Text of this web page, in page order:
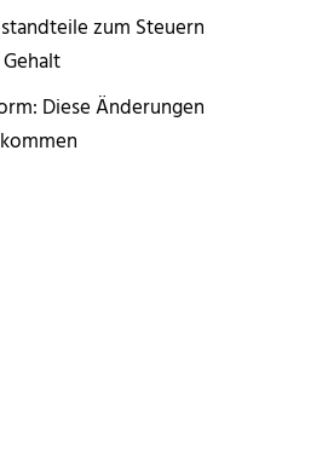
zum Steuern
Diese Änderungen